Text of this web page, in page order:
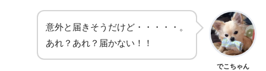
意外と届きそうだけど・・・・・。
あれ？あれ？届かない！！
でこちゃん